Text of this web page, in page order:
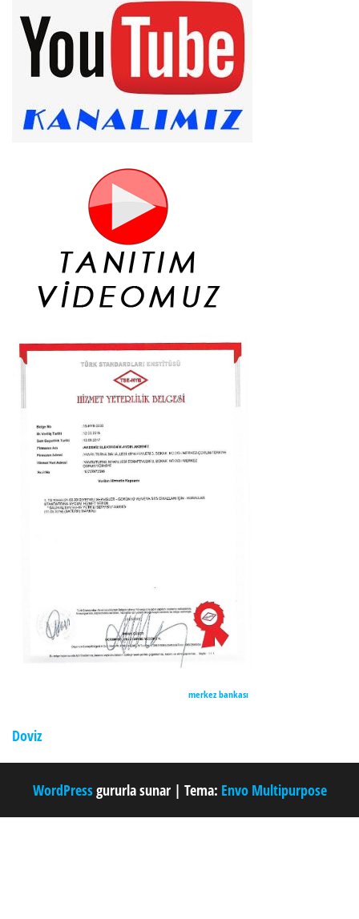
merkez bankası
Doviz
WordPressgururla sunar | Tema: Envo Multipurpose